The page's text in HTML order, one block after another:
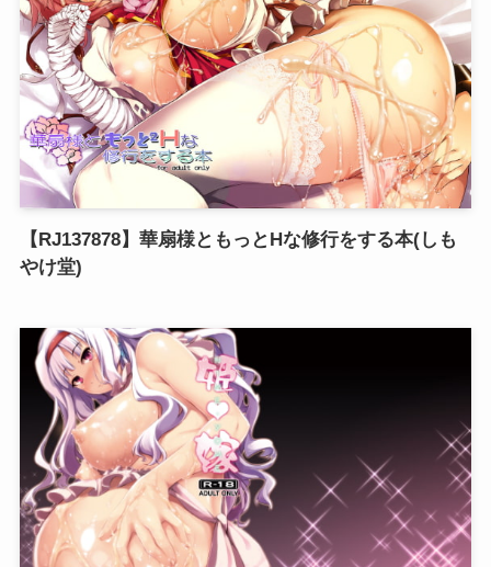
【RJ137878】華扇様ともっとHな修行をする本(しも
やけ堂)